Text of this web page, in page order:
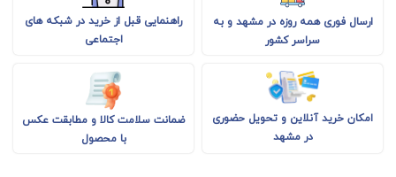
ارسال فوری همه روزه در مشهد و به
سراسر کشور
راهنمایی قبل از خرید در شبکه های
اجتماعی
امکان خرید آنلاین و تحویل حضوری
در مشهد
ضمانت سلامت کالا و مطابقت عکس
با محصول